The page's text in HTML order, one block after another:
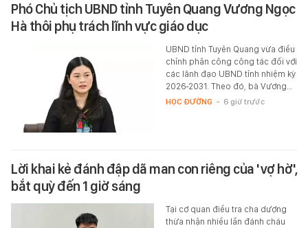
Phó Chủ tịch UBND tỉnh Tuyên Quang Vương Ngọc
Hà thôi phụ trách lĩnh vực giáo dục
UBND tỉnh Tuyên Quang vừa điều
chỉnh phân công công tác đối với
các lãnh đạo UBND tỉnh nhiệm kỳ
2026-2031. Theo đó, bà Vương…
HỌC ĐƯỜNG - 6 giờ trước
Lời khai kẻ đánh đập dã man con riêng của 'vợ hờ',
bắt quỳ đến 1 giờ sáng
Tại cơ quan điều tra cha dượng
thừa nhận nhiều lần đánh cháu